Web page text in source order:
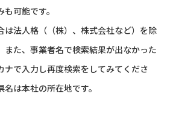
可能です。
は法人格（（株）、株式会社など）を除
また、事業者名で検索結果が出なかった
ナで入力し再度検索をしてみてくださ
は本社の所在地です。